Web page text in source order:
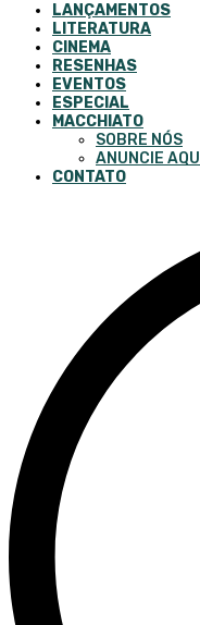
LANÇAMENTOS
LITERATURA
CINEMA
RESENHAS
EVENTOS
ESPECIAL
MACCHIATO
SOBRE NÓS
ANUNCIE AQUI
CONTATO